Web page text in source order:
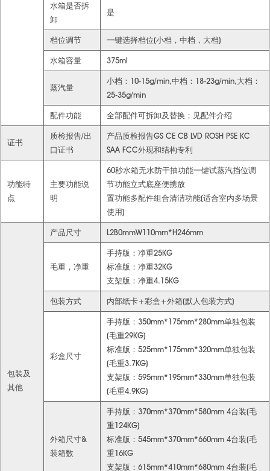
水箱是否拆
卸
是
档位调节 一键选择档位(小档，中档，大档)
水箱容量 375ml
蒸汽量
小档：10-15g/min,中档：18-23g/min,大档：
25-35g/min
配件功能 全部配件可拆卸及替换；见配件介绍
证书
质检报告/出
口证书
产品质检报告GS CE CB LVD ROSH PSE KC
SAA FCC外现和结构专利
功能特
点
主要功能说
明
60秒水箱无水防干抽功能一键试蒸汽挡位调
节功能立式底座便携放
置功能多配件组合清洁功能(适合室内多场景
使用)
包装及
其他
产品尺寸 L2B0mmW110mm*H246mm
毛重，净重
手持版：净重25KG
标准版：净重32KG
支架版：净重4.15KG
包装方式 内部纸卡+彩盒+外箱(默人包装方式)
彩盒尺寸
手持版：350mm*175mm*280mm单独包装
(毛重29KG)
标准版：525mm*175mm*320mm单独包装
(毛重3.7KG)
支架版：595mm*195mm*330mm单独包装
(毛重4.9KG)
外箱尺寸&
装箱数
手持版：370mm*370mm*580mm 4台装(毛
重124KG)
标准版：545mm*370mm*660mm 4台装(毛
重16KG
支架版：615mm*410mm*680mm 4台装(毛